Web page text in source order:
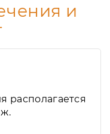
и
располагается